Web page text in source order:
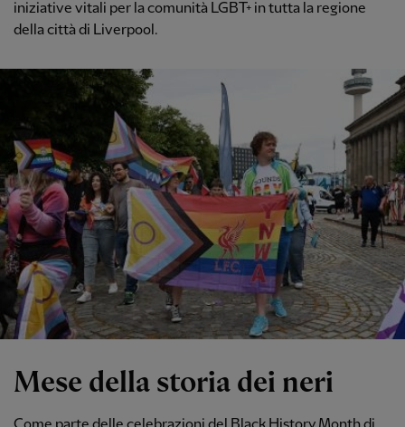
iniziative vitali per la comunità LGBT+ in tutta la regione
della città di Liverpool.
Mese della storia dei neri